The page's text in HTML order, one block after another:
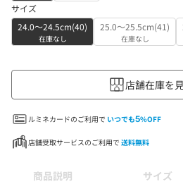
サイズ
24.0～24.5cm(40)
在庫なし
25.0～25.5cm(41)
在庫なし
店舗在庫を
ルミネカードのご利用で いつでも5%OFF
店舗受取サービスのご利用で 送料無料
商品説明 サイズ